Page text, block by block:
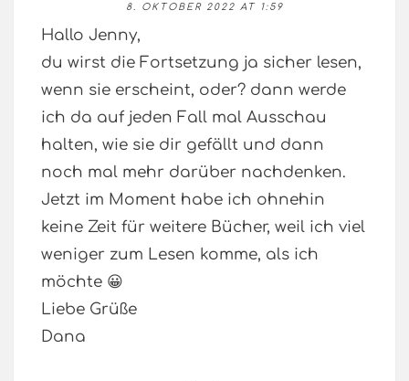
8. OKTOBER 2022 AT 1:59
Hallo Jenny,
du wirst die Fortsetzung ja sicher lesen,
wenn sie erscheint, oder? dann werde
ich da auf jeden Fall mal Ausschau
halten, wie sie dir gefällt und dann
noch mal mehr darüber nachdenken.
Jetzt im Moment habe ich ohnehin
keine Zeit für weitere Bücher, weil ich viel
weniger zum Lesen komme, als ich
möchte 😀
Liebe Grüße
Dana